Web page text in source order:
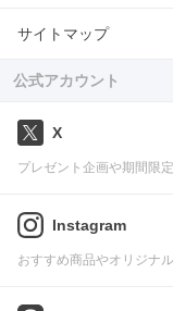
サイトマップ
公式アカウント
X
プレゼント企画や期間限
Instagram
おすすめ商品やオリジナ